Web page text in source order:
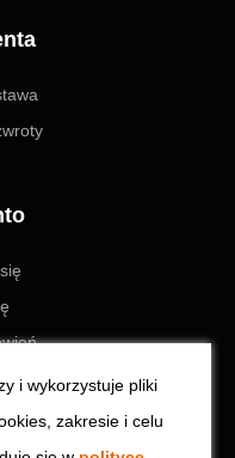
i wykorzystuje pliki
zakresie i celu